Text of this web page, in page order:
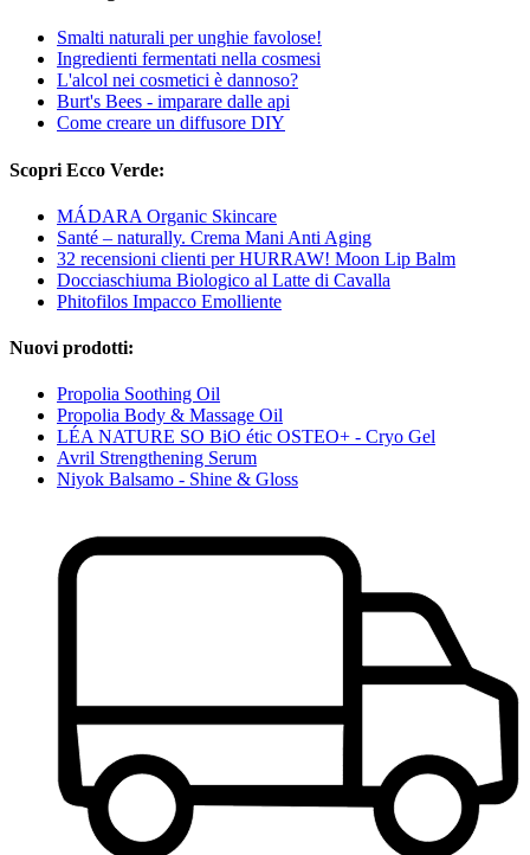
Smalti naturali per unghie favolose!
Ingredienti fermentati nella cosmesi
L'alcol nei cosmetici è dannoso?
Burt's Bees - imparare dalle api
Come creare un diffusore DIY
Scopri Ecco Verde:
MÁDARA Organic Skincare
Santé – naturally. Crema Mani Anti Aging
32 recensioni clienti per HURRAW! Moon Lip Balm
Docciaschiuma Biologico al Latte di Cavalla
Phitofilos Impacco Emolliente
Nuovi prodotti:
Propolia Soothing Oil
Propolia Body & Massage Oil
LÉA NATURE SO BiO étic OSTEO+ - Cryo Gel
Avril Strengthening Serum
Niyok Balsamo - Shine & Gloss